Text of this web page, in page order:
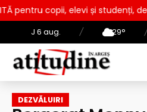
J 6 aug. / 29°
elevi și studenți, de Ziua
DEZVĂLUIRI